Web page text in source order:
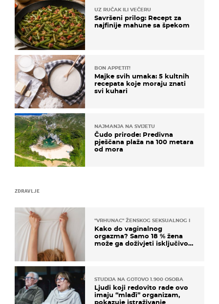
ZDRAVLJE
"VRHUNAC" ŽENSKOG SEKSUALNOG ISKUSTVA
Kako do vaginalnog
orgazma? Samo 18 % žena
može ga doživjeti isključivo
STUDIJA NA GOTOVO 1.900 OSOBA
Ljudi koji redovito rade ovo
imaju “mlađi” organizam,
pokazuje istraživanje
UZ RUČAK ILI VEČERU
Savršeni prilog: Recept za
najfinije mahune sa špekom
BON APPETIT!
Majke svih umaka: 5 kultnih
recepata koje moraju znati
svi kuhari
NAJMANJA NA SVIJETU
Čudo prirode: Predivna
pješčana plaža na 100 metara
od mora